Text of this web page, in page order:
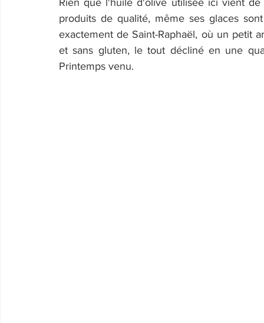
produits de qualité, même ses glaces
exactement de Saint-Raphaël, où un petit
et sans gluten, le tout décliné en une
Printemps venu.